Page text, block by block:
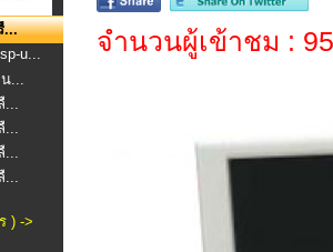
...
u...
...
...
...
...
...
) ->
จำนวนผู้เข้าชม :